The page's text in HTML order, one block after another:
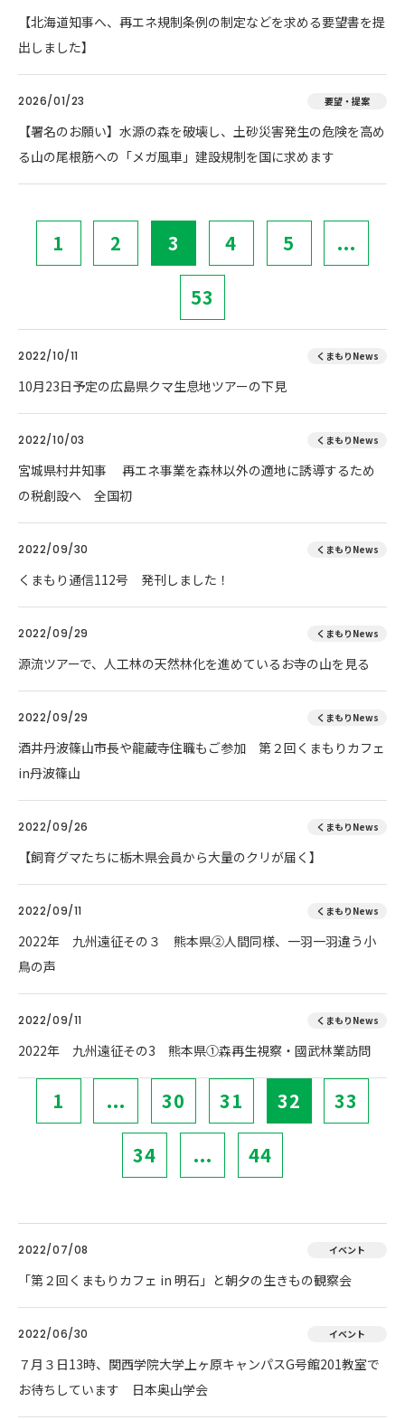
【北海道知事へ、再エネ規制条例の制定などを求める要望書を提
出しました】
2026/01/23 要望・提案
【署名のお願い】水源の森を破壊し、土砂災害発生の危険を高め
る山の尾根筋への「メガ風車」建設規制を国に求めます
1 2 3 4 5 ...
53
2022/10/11 くまもりNews
10月23日予定の広島県クマ生息地ツアーの下見
2022/10/03 くまもりNews
宮城県村井知事 再エネ事業を森林以外の適地に誘導するため
の税創設へ 全国初
2022/09/30 くまもりNews
くまもり通信112号 発刊しました！
2022/09/29 くまもりNews
源流ツアーで、人工林の天然林化を進めているお寺の山を見る
2022/09/29 くまもりNews
酒井丹波篠山市長や龍蔵寺住職もご参加 第２回くまもりカフェ
in丹波篠山
2022/09/26 くまもりNews
【飼育グマたちに栃木県会員から大量のクリが届く】
2022/09/11 くまもりNews
2022年 九州遠征その３ 熊本県②人間同様、一羽一羽違う小
鳥の声
2022/09/11 くまもりNews
2022年 九州遠征その3 熊本県①森再生視察・國武林業訪問
1 ... 30 31 32 33
34 ... 44
2022/07/08 イベント
「第２回くまもりカフェ in 明石」と朝夕の生きもの観察会
2022/06/30 イベント
７月３日13時、関西学院大学上ヶ原キャンパスG号館201教室で
お待ちしています 日本奥山学会